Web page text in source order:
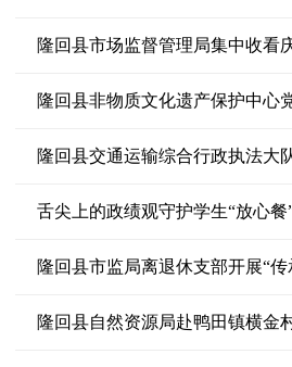
隆回县市场监督管理局集中收看
隆回县非物质文化遗产保护中心
隆回县交通运输综合行政执法大
舌尖上的政绩观守护学生“放心餐
隆回县市监局离退休支部开展“
隆回县自然资源局赴鸭田镇横金